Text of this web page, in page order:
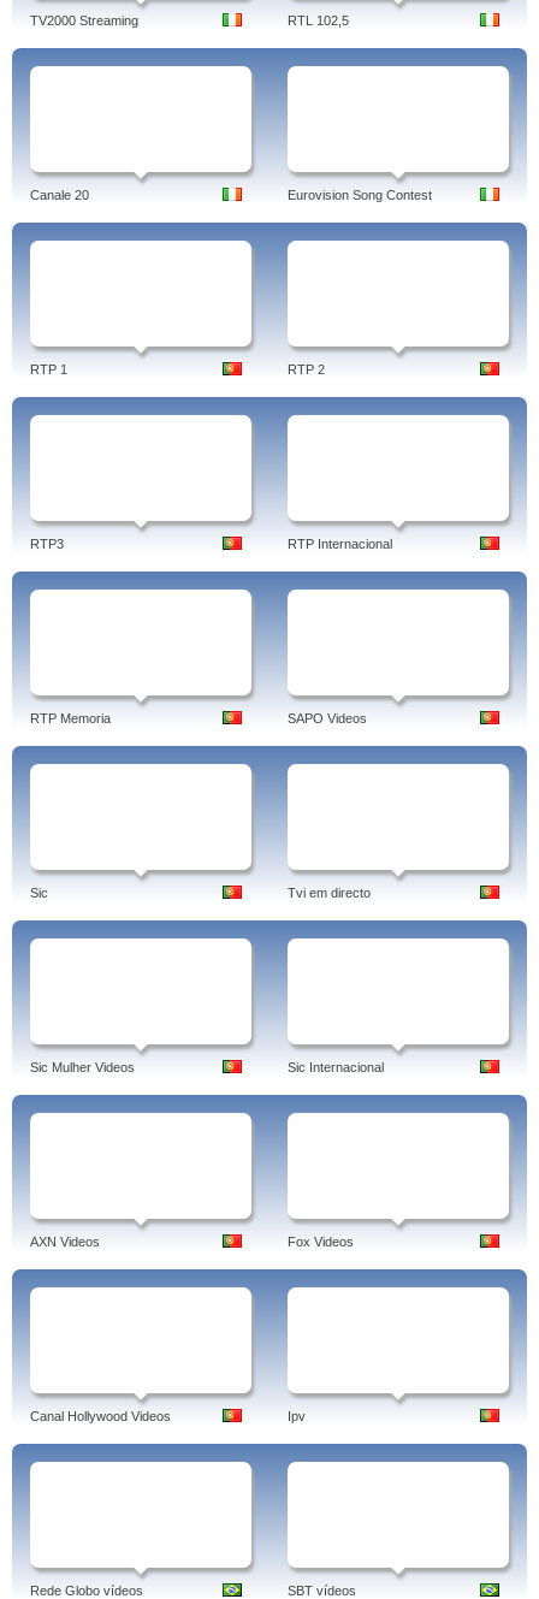
TV2000 Streaming RTL 102,5
Canale 20 Eurovision Song Contest
RTP 1 RTP 2
RTP3 RTP Internacional
RTP Memoria SAPO Videos
Sic Tvi em directo
Sic Mulher Videos Sic Internacional
AXN Videos Fox Videos
Canal Hollywood Videos Ipv
Rede Globo vídeos SBT vídeos